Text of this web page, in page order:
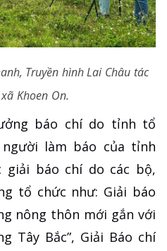
Truyền hình Lai Châu tác
Khoen On.
báo chí do tỉnh tổ
làm báo của tỉnh
giải báo chí do các bộ,
tổ chức như: Giải báo
nông thôn mới gắn với
Tây Bắc”, Giải Báo chí